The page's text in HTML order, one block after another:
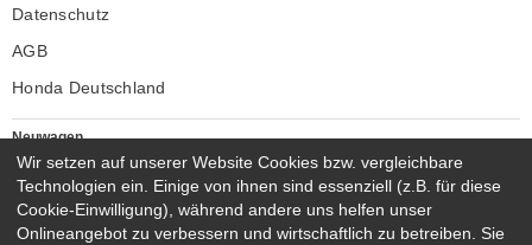
Datenschutz
AGB
Honda Deutschland
Neuwagen
Honda Neuwagen
Gebrauchtwagen
Honda Gebrauchtwagen
Wir setzen auf unserer Website Cookies bzw. vergleichbare
Technologien ein. Einige von ihnen sind essenziell (z.B. für diese
Cookie-Einwilligung), während andere uns helfen unser
Onlineangebot zu verbessern und wirtschaftlich zu betreiben. Sie